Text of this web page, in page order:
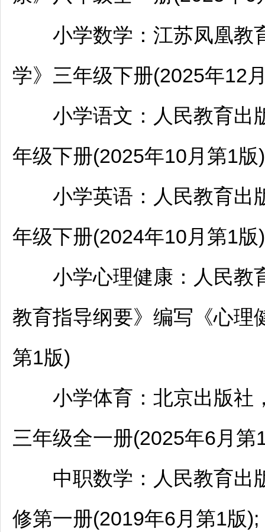
小学数学：江苏凤凰教
学》三年级下册(2025年12
小学语文：人民教育出
年级下册(2025年10月第1版
小学英语：人民教育出
年级下册(2024年10月第1版
小学心理健康：人民教
教育指导纲要》编写《心理
第1版)
小学体育：北京出版社
三年级全一册(2025年6月第
中职数学：人民教育出
修第一册(2019年6月第1版);